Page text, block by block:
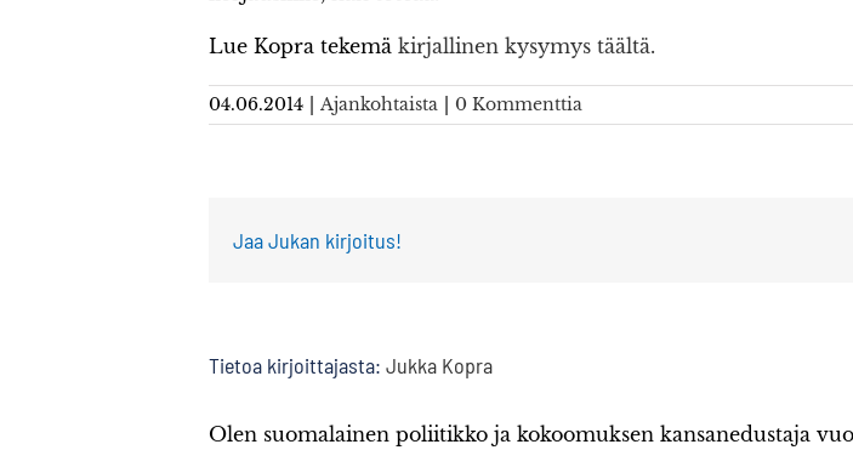
Lue Kopra tekemä kirjallinen kysymys täältä.
04.06.2014 Ajankohtaista 0 Kommenttia
Jaa Jukan kirjoitus!
Tietoa kirjoittajasta: Jukka Kopra
Olen suomalainen poliitikko ja kokoomuksen kansanedustaja